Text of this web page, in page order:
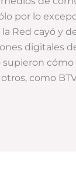
por lo
Red cayó y
digitales
cómo
como